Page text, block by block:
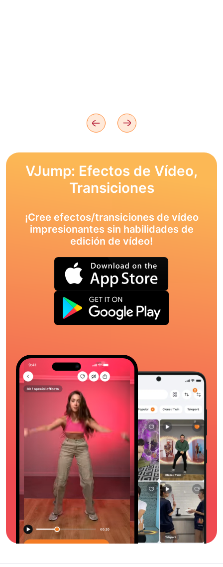
VJump: Efectos de Vídeo,
Transiciones
¡Cree efectos/transiciones de vídeo
impresionantes sin habilidades de
edición de vídeo!